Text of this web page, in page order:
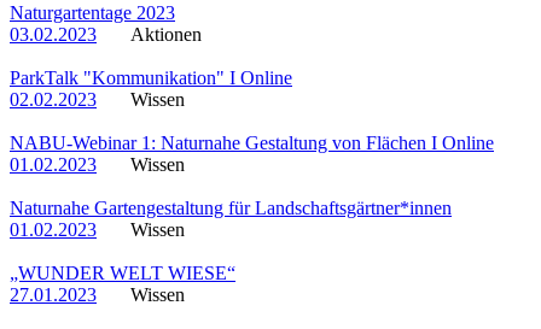
Naturgartentage 2023
03.02.2023
Aktionen
ParkTalk "Kommunikation" I Online
02.02.2023
Wissen
NABU-Webinar 1: Naturnahe Gestaltung von Flächen I Online
01.02.2023
Wissen
Naturnahe Gartengestaltung für Landschaftsgärtner*innen
01.02.2023
Wissen
„WUNDER WELT WIESE“
27.01.2023
Wissen